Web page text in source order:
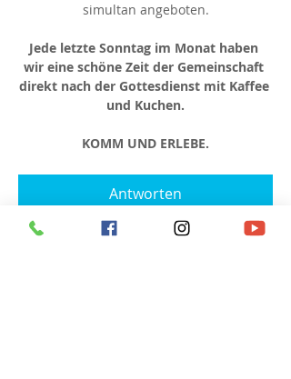
simultan angeboten.
Jede letzte Sonntag im Monat haben
wir eine schöne Zeit der Gemeinschaft
direkt nach der Gottesdienst mit Kaffee
und Kuchen.
KOMM UND ERLEBE.
Antworten